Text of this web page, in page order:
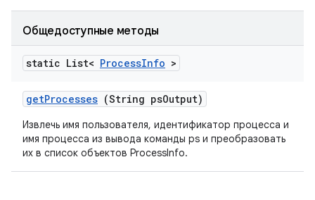
Общедоступные методы
static List< ProcessInfo >
getProcesses (String psOutput)
Извлечь имя пользователя, идентификатор процесса и
имя процесса из вывода команды ps и преобразовать
их в список объектов ProcessInfo.